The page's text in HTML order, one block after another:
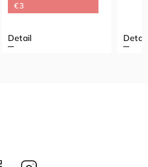
€3
Detail Detail
Facebook